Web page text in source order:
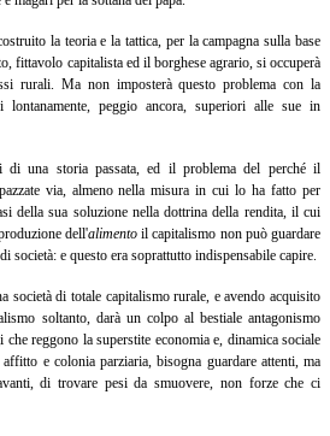
la teoria e la tattica, per la campagna sulla base
fittavolo capitalista ed il borghese agrario, si occuperà
rurali. Ma non imposterà questo problema con la
peggio ancora, superiori alle sue in
di una storia passata, ed il problema del perché il
via, almeno nella misura in cui lo ha fatto per
della sua soluzione nella dottrina della rendita, il cui
dell'alimento il capitalismo non può guardare
società: e questo era soprattutto indispensabile capire.
società di totale capitalismo rurale, e avendo acquisito
soltanto, darà un colpo al bestiale antagonismo
reggono la superstite economia e, dinamica sociale
e colonia parziaria, bisogna guardare attenti, ma
di trovare pesi da smuovere, non forze che ci